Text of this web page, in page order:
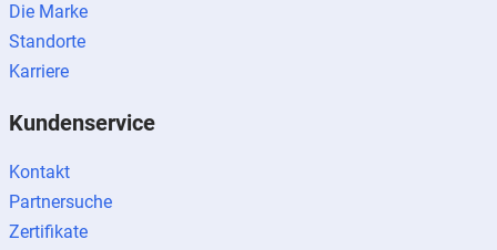
Die Marke
Standorte
Karriere
Kundenservice
Kontakt
Partnersuche
Zertifikate